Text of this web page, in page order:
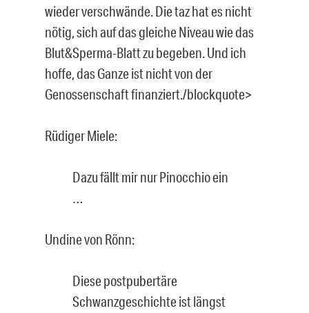
wieder verschwände. Die taz hat es nicht
nötig, sich auf das gleiche Niveau wie das
Blut&Sperma-Blatt zu begeben. Und ich
hoffe, das Ganze ist nicht von der
Genossenschaft finanziert./blockquote>
Rüdiger Miele:
Dazu fällt mir nur Pinocchio ein
…
Undine von Rönn:
Diese postpubertäre
Schwanzgeschichte ist längst